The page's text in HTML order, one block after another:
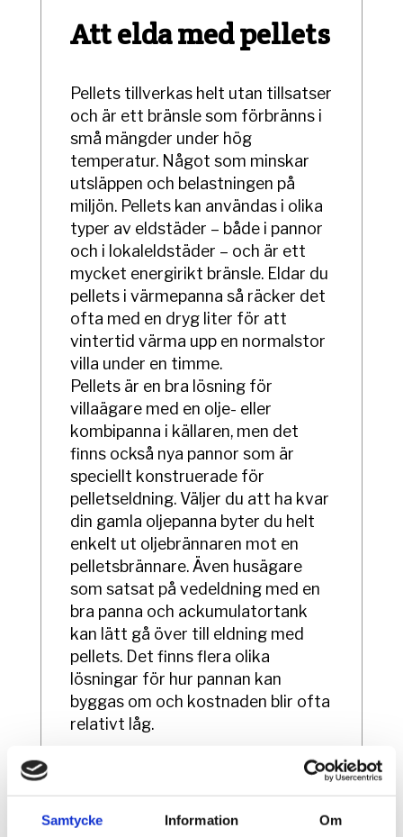
Samtycke Information Om
Att elda med pellets
Pellets tillverkas helt utan tillsatser
och är ett bränsle som förbränns i
små mängder under hög
temperatur. Något som minskar
utsläppen och belastningen på
miljön. Pellets kan användas i olika
typer av eldstäder – både i pannor
och i lokaleldstäder – och är ett
mycket energirikt bränsle. Eldar du
pellets i värmepanna så räcker det
ofta med en dryg liter för att
vintertid värma upp en normalstor
villa under en timme.
Pellets är en bra lösning för
villaägare med en olje- eller
kombipanna i källaren, men det
finns också nya pannor som är
speciellt konstruerade för
pelletseldning. Väljer du att ha kvar
din gamla oljepanna byter du helt
enkelt ut oljebrännaren mot en
pelletsbrännare. Även husägare
som satsat på vedeldning med en
bra panna och ackumulatortank
kan lätt gå över till eldning med
pellets. Det finns flera olika
lösningar för hur pannan kan
byggas om och kostnaden blir ofta
relativt låg.
Att kombinera energikällorna
omöjlighet. Lösningen heter då